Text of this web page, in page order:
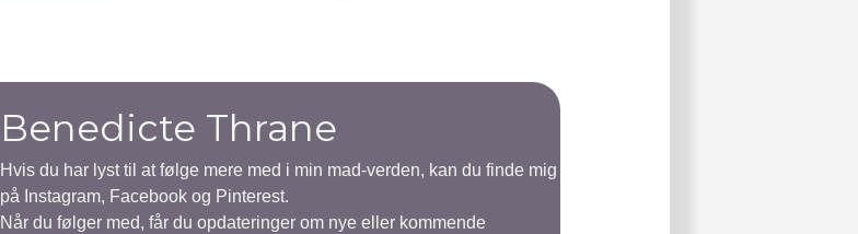
Benedicte Thrane
Hvis du har lyst til at følge mere med i min mad-verden, kan du finde mig
på Instagram, Facebook og Pinterest.
Når du følger med, får du opdateringer om nye eller kommende